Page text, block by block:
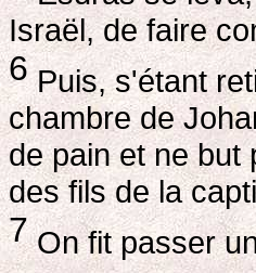
Israël, de faire
6Puis, s'étant
chambre de
de pain et ne but
des fils de la
7On fit passer